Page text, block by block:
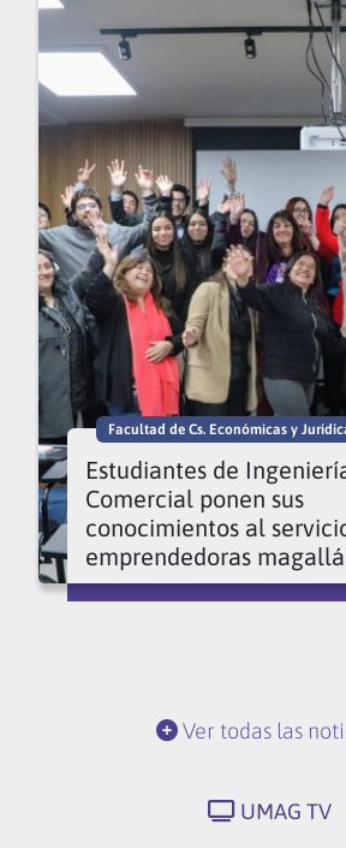
Facultad de Cs. Económicas y
Estudiantes de
Comercial ponen sus
conocimientos al
emprendedoras
Ver todas las
UMAG TV